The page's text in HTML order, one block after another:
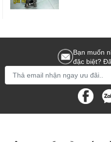
Bạn muốn
đặc biệt?